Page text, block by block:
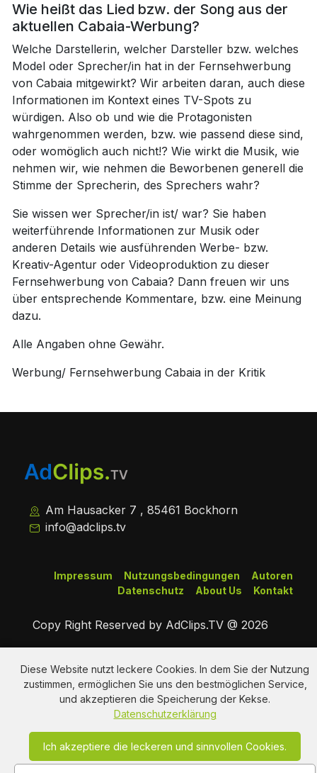
Diese Website nutzt leckere Cookies. In dem Sie der Nutzung
zustimmen, ermöglichen Sie uns den bestmöglichen Service,
und akzeptieren die Speicherung der Kekse.
Datenschutzerklärung
Ich akzeptiere die leckeren und sinnvollen Cookies.
Wie heißt das Lied bzw. der Song aus der
aktuellen Cabaia-Werbung?
Welche Darstellerin, welcher Darsteller bzw. welches
Model oder Sprecher/in hat in der Fernsehwerbung
von Cabaia mitgewirkt? Wir arbeiten daran, auch diese
Informationen im Kontext eines TV-Spots zu
würdigen. Also ob und wie die Protagonisten
wahrgenommen werden, bzw. wie passend diese sind,
oder womöglich auch nicht!? Wie wirkt die Musik, wie
nehmen wir, wie nehmen die Beworbenen generell die
Stimme der Sprecherin, des Sprechers wahr?
Sie wissen wer Sprecher/in ist/ war? Sie haben
weiterführende Informationen zur Musik oder
anderen Details wie ausführenden Werbe- bzw.
Kreativ-Agentur oder Videoproduktion zu dieser
Fernsehwerbung von Cabaia? Dann freuen wir uns
über entsprechende Kommentare, bzw. eine Meinung
dazu.
Alle Angaben ohne Gewähr.
Werbung/ Fernsehwerbung Cabaia in der Kritik
Am Hausacker 7 , 85461 Bockhorn
info@adclips.tv
Autoren
Nutzungsbedingungen
Impressum
Kontakt
About Us
Datenschutz
Copy Right Reserved by AdClips.TV @ 2026